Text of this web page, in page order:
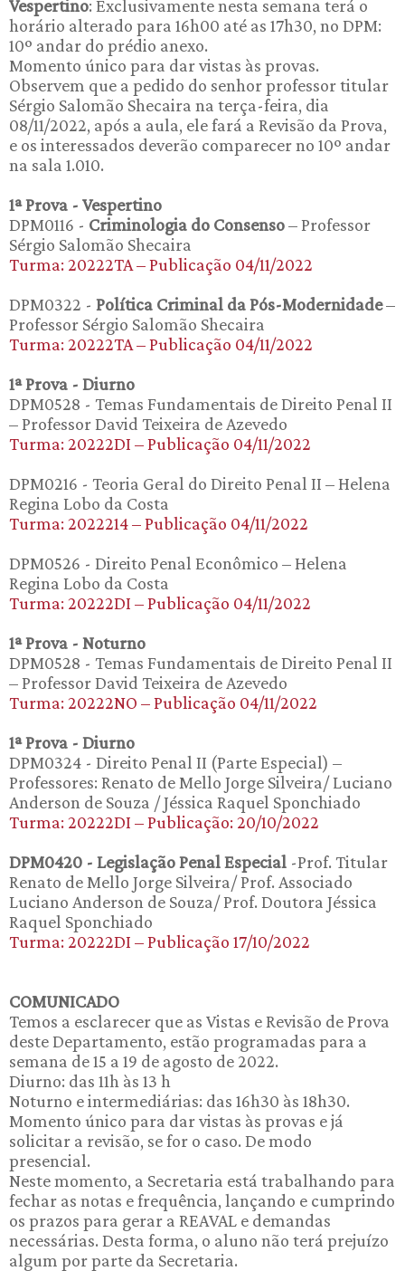
Vespertino: Exclusivamente nesta semana terá o
horário alterado para 16h00 até as 17h30, no DPM:
10º andar do prédio anexo.
Momento único para dar vistas às provas.
Observem que a pedido do senhor professor titular
Sérgio Salomão Shecaira na terça-feira, dia
08/11/2022, após a aula, ele fará a Revisão da Prova,
e os interessados deverão comparecer no 10º andar
na sala 1.010.
1ª Prova - Vespertino
DPM0116 - Criminologia do Consenso– Professor
Sérgio Salomão Shecaira
Turma: 20222TA – Publicação 04/11/2022
DPM0322 - Política Criminal da Pós-Modernidade–
Professor Sérgio Salomão Shecaira
Turma: 20222TA – Publicação 04/11/2022
1ª Prova - Diurno
DPM0528 - Temas Fundamentais de Direito Penal II
– Professor David Teixeira de Azevedo
Turma: 20222DI – Publicação 04/11/2022
DPM0216 - Teoria Geral do Direito Penal II – Helena
Regina Lobo da Costa
Turma: 2022214 – Publicação 04/11/2022
DPM0526 - Direito Penal Econômico – Helena
Regina Lobo da Costa
Turma: 20222DI – Publicação 04/11/2022
1ª Prova - Noturno
DPM0528 - Temas Fundamentais de Direito Penal II
– Professor David Teixeira de Azevedo
Turma: 20222NO – Publicação 04/11/2022
1ª Prova - Diurno
DPM0324 - Direito Penal II (Parte Especial) –
Professores: Renato de Mello Jorge Silveira/ Luciano
Anderson de Souza / Jéssica Raquel Sponchiado
Turma: 20222DI – Publicação: 20/10/2022
DPM0420 - Legislação Penal Especial -Prof. Titular
Renato de Mello Jorge Silveira/ Prof. Associado
Luciano Anderson de Souza/ Prof. Doutora Jéssica
Raquel Sponchiado
Turma: 20222DI – Publicação 17/10/2022
COMUNICADO
Temos a esclarecer que as Vistas e Revisão de Prova
deste Departamento, estão programadas para a
semana de 15 a 19 de agosto de 2022.
Diurno: das 11h às 13 h
Noturno e intermediárias: das 16h30 às 18h30.
Momento único para dar vistas às provas e já
solicitar a revisão, se for o caso. De modo
presencial.
Neste momento, a Secretaria está trabalhando para
fechar as notas e frequência, lançando e cumprindo
os prazos para gerar a REAVAL e demandas
necessárias. Desta forma, o aluno não terá prejuízo
algum por parte da Secretaria.